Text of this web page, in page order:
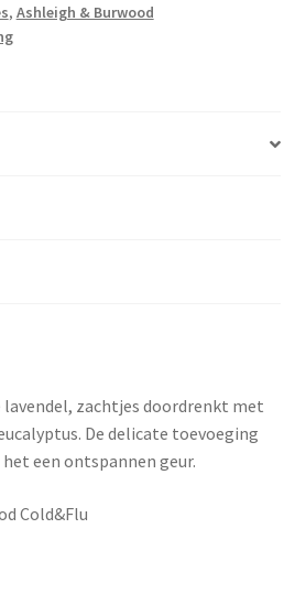
, Ashleigh & Burwood
lavendel, zachtjes doordrenkt met
De delicate toevoeging
een ontspannen geur.
Cold&Flu